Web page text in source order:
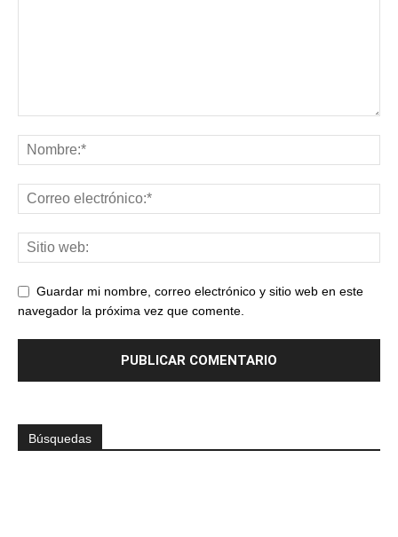
Guardar mi nombre, correo electrónico y sitio web en este
navegador la próxima vez que comente.
Búsquedas